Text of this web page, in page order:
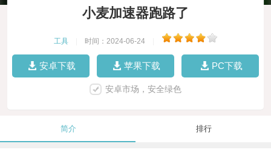
小麦加速器跑路了
工具 时间：2024-06-24
安卓下载 苹果下载 PC下载
安卓市场，安全绿色
简介 排行